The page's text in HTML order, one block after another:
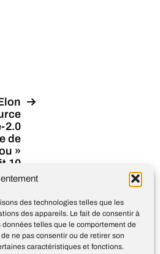
des technologies telles que les
des appareils. Le fait de consentir à
telles que le comportement de
ne pas consentir ou de retirer son
caractéristiques et fonctions.
2.0
de
»
10
63